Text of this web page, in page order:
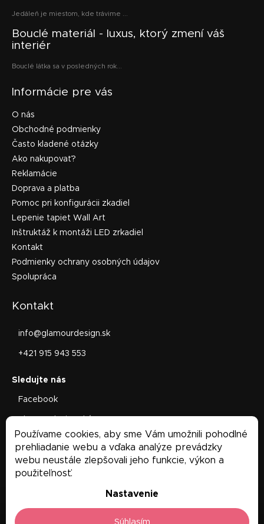
Používame cookies, aby sme Vám umožnili pohodlné
prehliadanie webu a vďaka analýze prevádzky
webu neustále zlepšovali jeho funkcie, výkon a
použiteľnosť.
Nastavenie
Súhlasím
Jedáleň je miestom, kde trávime ...
Bouclé materiál - luxus, ktorý zmení váš
interiér
Bouclé látka sa v posledných rok...
Informácie pre vás
O nás
Obchodné podmienky
Často kladené otázky
Ako nakupovať?
Reklamácie
Doprava a platba
Pomoc pri konfigurácii zkadiel
Lepenie tapiet Wall Art
Inštruktáž k montáži LED zrkadiel
Kontakt
Podmienky ochrany osobných údajov
Spolupráca
Kontakt
info@glamourdesign.sk
+421 915 943 553
Facebook
Facebook